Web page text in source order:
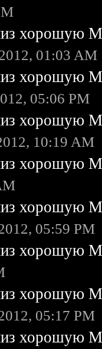
хорошую
01:03 AM
хорошую
05:06 PM
хорошую
10:19 AM
хорошую
хорошую
05:59 PM
хорошую
хорошую
05:17 PM
хорошую